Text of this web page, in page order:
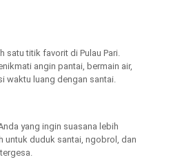
satu titik favorit di Pulau Pari.
angin pantai, bermain air,
waktu luang dengan santai.
yang ingin suasana lebih
untuk duduk santai, ngobrol, dan